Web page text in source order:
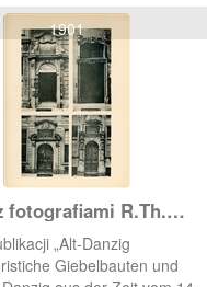
1901
fotografiami R.Th.
„Alt-Danzig
Giebelbauten und